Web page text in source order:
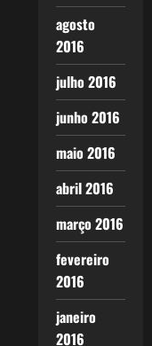
agosto
2016
julho 2016
junho 2016
maio 2016
abril 2016
março 2016
fevereiro
2016
janeiro
2016